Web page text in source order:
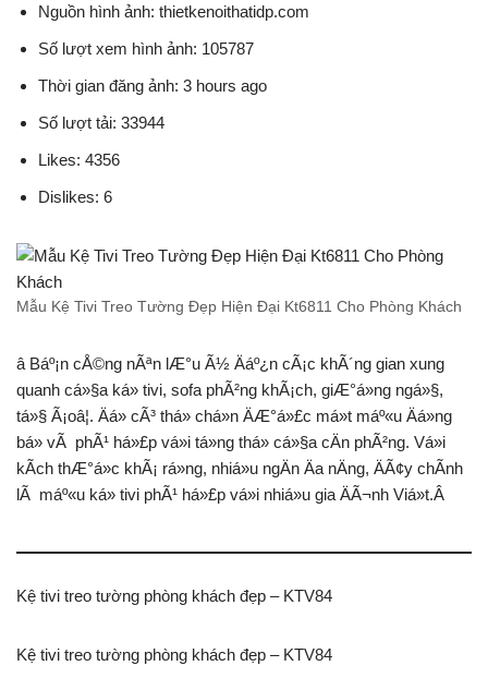
Nguồn hình ảnh: thietkenoithatidp.com
Số lượt xem hình ảnh: 105787
Thời gian đăng ảnh: 3 hours ago
Số lượt tải: 33944
Likes: 4356
Dislikes: 6
Mẫu Kệ Tivi Treo Tường Đẹp Hiện Đại Kt6811 Cho Phòng Khách
â Báº¡n cÅ©ng nÃªn lÆ°u Ã½ Äáº¿n cÃ¡c khÃ´ng gian xung
quanh cá»§a ká» tivi, sofa phÃ²ng khÃ¡ch, giÆ°á»ng ngá»§,
tá»§ Ã¡oâ¦. Äá» cÃ³ thá» chá»n ÄÆ°á»£c má»t máº«u Äá»ng
bá» vÃ phÃ¹ há»£p vá»i tá»ng thá» cá»§a cÄn phÃ²ng. Vá»i
kÃ­ch thÆ°á»c khÃ¡ rá»ng, nhiá»u ngÄn Äa nÄng, ÄÃ¢y chÃ­nh
lÃ máº«u ká» tivi phÃ¹ há»£p vá»i nhiá»u gia ÄÃ¬nh Viá»t.Â
Kệ tivi treo tường phòng khách đẹp – KTV84
Kệ tivi treo tường phòng khách đẹp – KTV84